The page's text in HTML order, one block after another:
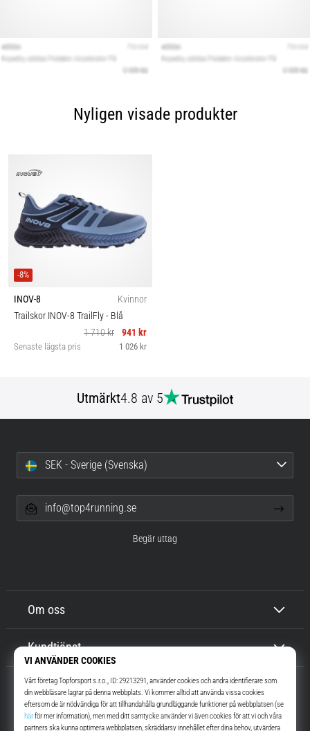
Nyligen visade produkter
-8%
INOV-8
Kvinnor
Trailskor INOV-8 TrailFly- Blå
1 710 kr
941 kr
Senaste lägsta pris 1 026 kr
Utmärkt4.8 av 5
Om oss
Kundtjänst
SEK - Sverige (Svenska)
info@top4running.se
Begär uttag